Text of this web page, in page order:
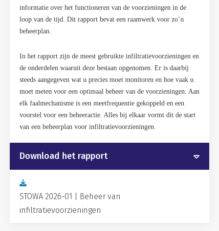
informatie over het functioneren van de voorzieningen in de
loop van de tijd. Dit rapport bevat een raamwerk voor zo’n
beheerplan.
In het rapport zijn de meest gebruikte infiltratievoorzieningen en
de onderdelen waaruit deze bestaan opgenomen. Er is daarbij
steeds aangegeven wat u precies moet monitoren en hoe vaak u
moet meten voor een optimaal beheer van de voorzieningen. Aan
elk faalmechanisme is een meetfrequentie gekoppeld en een
voorstel voor een beheeractie. Alles bij elkaar vormt dit de start
van een beheerplan voor infiltratievoorzieningen.
Download het rapport
STOWA 2026-01 | Beheer van
infiltratievoorzieningen